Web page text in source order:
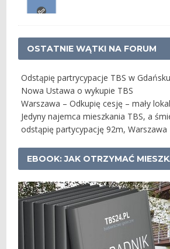
OSTATNIE WĄTKI NA FORUM
Odstąpię partrycypacje TBS w Gdańsku
Nowa Ustawa o wykupie TBS
Warszawa – Odkupię cesję – mały
Jedyny najemca mieszkania TBS, a
odstąpię partycypację 92m, Warszawa
EBOOK: JAK OTRZYMAĆ